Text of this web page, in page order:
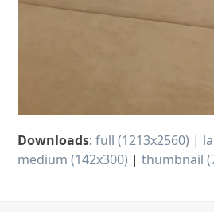
Downloads:full (1213x2560) |
medium (142x300) |thumbnail